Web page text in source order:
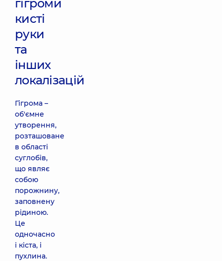
гігроми
кисті
руки
та
інших
локалізацій
Гігрома –
об'ємне
утворення,
розташоване
в області
суглобів,
що являє
собою
порожнину,
заповнену
рідиною.
Це
одночасно
і кіста, і
пухлина.